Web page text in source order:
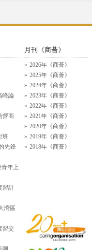
峰論
營商
班
先鋒
青年上
習計
灣區
習交
月刊《商薈》
2026年《商薈》
2025年《商薈》
2024年《商薈》
2023年《商薈》
2022年《商薈》
2021年《商薈》
2020年《商薈》
2019年《商薈》
2018年《商薈》